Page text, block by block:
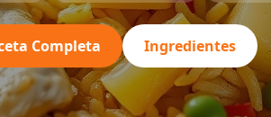
Completa Ingredientes